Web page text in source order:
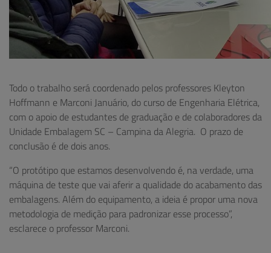
Todo o trabalho será coordenado pelos professores Kleyton
Hoffmann e Marconi Januário, do curso de Engenharia Elétrica,
com o apoio de estudantes de graduação e de colaboradores da
Unidade Embalagem SC – Campina da Alegria. O prazo de
conclusão é de dois anos.
“O protótipo que estamos desenvolvendo é, na verdade, uma
máquina de teste que vai aferir a qualidade do acabamento das
embalagens. Além do equipamento, a ideia é propor uma nova
metodologia de medição para padronizar esse processo”,
esclarece o professor Marconi.